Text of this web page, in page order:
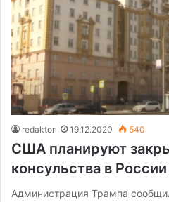
redaktor 19.12.2020 540
США планируют
консульства в России
Администрация Трампа